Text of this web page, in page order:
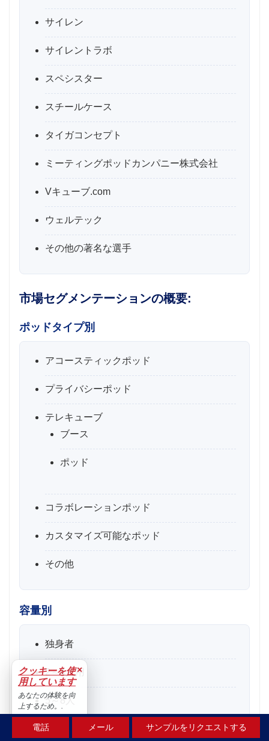
サイレン
サイレントラボ
スペシスター
スチールケース
タイガコンセプト
ミーティングポッドカンパニー株式会社
Vキューブ.com
ウェルテック
その他の著名な選手
市場セグメンテーションの概要:
ポッドタイプ別
アコースティックポッド
プライバシーポッド
テレキューブ
ブース
ポッド
コラボレーションポッド
カスタマイズ可能なポッド
その他
容量別
独身者
2～4人用
5～8人
8人以上
電話 メール サンプルをリクエストする
クッキーを使
用しています
×
あなたの体験を向
上するため。.
受け入れる